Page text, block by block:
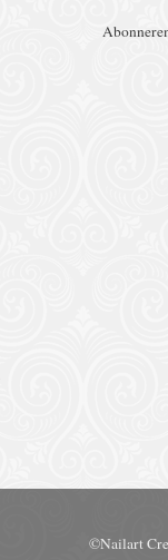
©Nailart